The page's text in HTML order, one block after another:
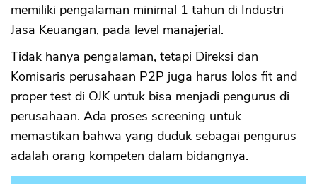
memiliki pengalaman minimal 1 tahun di Industri
Jasa Keuangan, pada level manajerial.
Tidak hanya pengalaman, tetapi Direksi dan
Komisaris perusahaan P2P juga harus lolos fit and
proper test di OJK untuk bisa menjadi pengurus di
perusahaan. Ada proses screening untuk
memastikan bahwa yang duduk sebagai pengurus
adalah orang kompeten dalam bidangnya.